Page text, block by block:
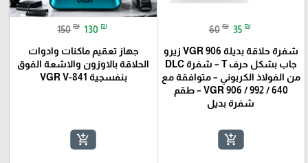
60 ₪ 35 ₪
شفرة حلاقة بديلة VGR 906 زيرو
جاب بشكل حرف T – شفرة DLC
من الفولاذ الكربوني – متوافقة مع
VGR 906 / 992 / 640 – طقم
شفرة بديل
add_shopping_cart
150 ₪ 130 ₪
جهاز تعقيم ماكنات وادوات
الحلاقة بالاوزون والاشعة الفوق
بنفسجية VGR V-841
add_shopping_cart